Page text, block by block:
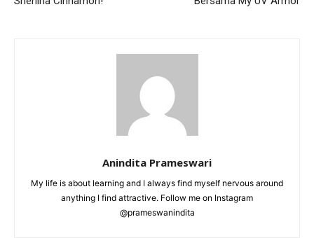
Anindita Prameswari
My life is about learning and I always find myself nervous around
anything I find attractive. Follow me on Instagram
@prameswanindita